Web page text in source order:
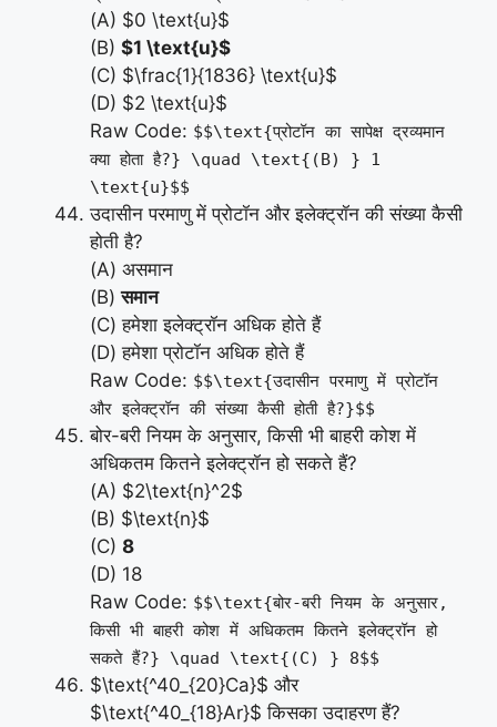
(A) $0 \text{u}$
(B) $1 \text{u}$
(C) $\frac{1}{1836} \text{u}$
(D) $2 \text{u}$
Raw Code: $$\text{प्रोटॉन का सापेक्ष द्रव्यमान
क्या होता है?} \quad \text{(B) } 1
\text{u}$$
उदासीन परमाणु में प्रोटॉन और इलेक्ट्रॉन की संख्या कैसी
होती है?
(A) असमान
(B)समान
(C) हमेशा इलेक्ट्रॉन अधिक होते हैं
(D) हमेशा प्रोटॉन अधिक होते हैं
Raw Code: $$\text{उदासीन परमाणु में प्रोटॉन
और इलेक्ट्रॉन की संख्या कैसी होती है?}$$
बोर-बरी नियम के अनुसार, किसी भी बाहरी कोश में
अधिकतम कितने इलेक्ट्रॉन हो सकते हैं?
(A) $2\text{n}^2$
(B) $\text{n}$
(C) 8
(D) 18
Raw Code: $$\text{बोर-बरी नियम के अनुसार,
किसी भी बाहरी कोश में अधिकतम कितने इलेक्ट्रॉन हो
सकते हैं?} \quad \text{(C) } 8$$
$\text{^40_{20}Ca}$ और
$\text{^40_{18}Ar}$ किसका उदाहरण हैं?